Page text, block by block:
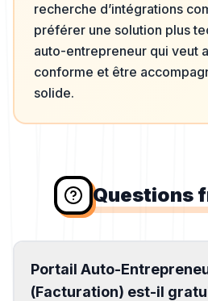
recherche d’intégrations
préférer une solution plus
auto-entrepreneur qui veut
conforme et être
solide.
Questions
Portail Auto-
(Facturation) est-il